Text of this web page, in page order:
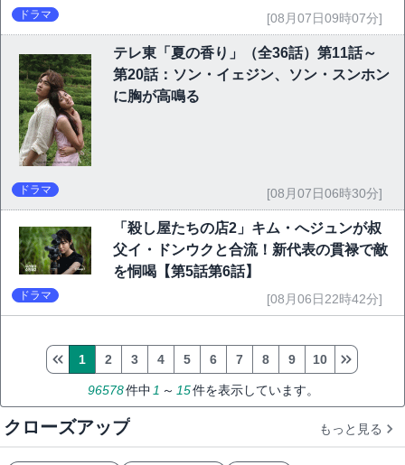
ドラマ [08月07日09時07分]
テレ東「夏の香り」（全36話）第11話～
第20話：ソン・イェジン、ソン・スンホン
に胸が高鳴る
ドラマ [08月07日06時30分]
「殺し屋たちの店2」キム・へジュンが叔
父イ・ドンウクと合流！新代表の貫禄で敵
を恫喝【第5話第6話】
ドラマ [08月06日22時42分]
96578件中 1 ～ 15件を表示しています。
1 2 3 4 5 6 7 8 9 10
クローズアップ もっと見る